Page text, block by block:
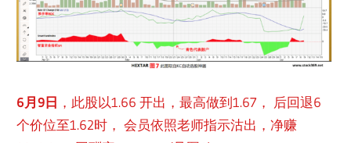
6月9日 ，此股以1.66 开出，最高做到1.67， 后回退6
个价位至1.62时， 会员依照老师指示沽出，净赚